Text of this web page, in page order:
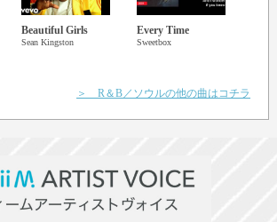
Beautiful Girls
Sean Kingston
Every Time
Sweetbox
＞ R＆B／ソウルの他の曲はコチラ